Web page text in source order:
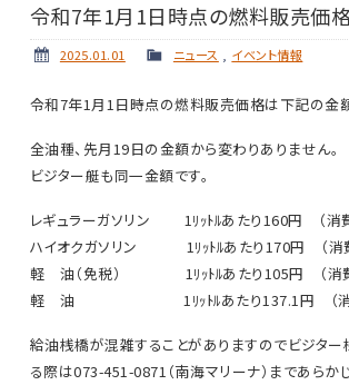
令和7年1月1日時点の燃料販売価
2025.01.01 ニュース イベント情報
令和7年1月1日時点の燃料販売価格は下記の金額
全油種、先月19日の金額から変わりありません。
ビジター艇も同一金額です。
レギュラーガソリン 1ﾘｯﾄﾙあたり160円 （消
ハイオクガソリン 1ﾘｯﾄﾙあたり170円 （消費
軽 油（免税） 1ﾘｯﾄﾙあたり105円 （消費
軽 油 1ﾘｯﾄﾙあたり137.1円 （消費
給油桟橋が混雑することがありますのでビジタ
る際は073-451-0871（南海マリーナ）まであらか